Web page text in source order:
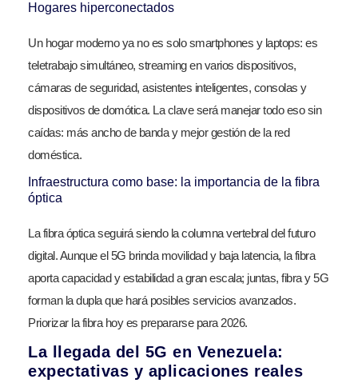
Hogares hiperconectados
Un hogar moderno ya no es solo smartphones y laptops: es
teletrabajo simultáneo, streaming en varios dispositivos,
cámaras de seguridad, asistentes inteligentes, consolas y
dispositivos de domótica. La clave será manejar todo eso sin
caídas: más ancho de banda y mejor gestión de la red
doméstica.
Infraestructura como base: la importancia de la fibra
óptica
La fibra óptica seguirá siendo la columna vertebral del futuro
digital. Aunque el 5G brinda movilidad y baja latencia, la fibra
aporta capacidad y estabilidad a gran escala; juntas, fibra y 5G
forman la dupla que hará posibles servicios avanzados.
Priorizar la fibra hoy es prepararse para 2026.
La llegada del 5G en Venezuela:
expectativas y aplicaciones reales